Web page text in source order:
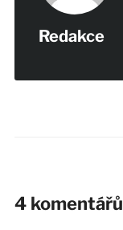
Redakce
4 komentářů